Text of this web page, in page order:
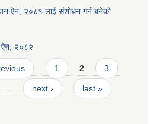
ऐन, २०८१ लाई संशोधन गर्न बनेको
ऐन, २०८२
1 2 3
next › last »